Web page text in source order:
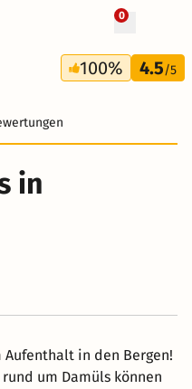
0
5 Tage
681 €
100% 4.5/5
in
in den Bergen!
um Damüls können